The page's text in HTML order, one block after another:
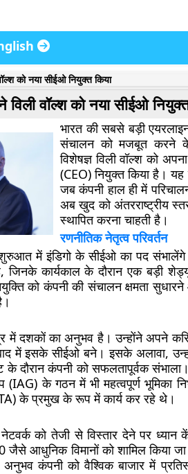
को नया सीईओ नियुक्त किया
विली वॉल्श को नया सीईओ
भारत की सबसे बड़ी
संचालन को मजबूत करने के
विशेषज्ञ विली वॉल्श को
(CEO) नियुक्त किया है। यह
जब कंपनी हाल ही में
अब खुद को अंतरराष्ट्रीय
स्थापित करना चाहती है।
रणनीतिक नेतृत्व परिवर्तन
में इंडिगो के सीईओ का पद
जिनके कार्यकाल के दौरान एक बड़ी
को कंपनी की संचालन क्षमता
में दशकों का अनुभव है। उन्होंने अपने
में इसके सीईओ बने। इसके अलावा,
दौरान कंपनी को सफलतापूर्वक
के गठन में भी महत्वपूर्ण भूमिका
के प्रमुख के रूप में कार्य कर रहे थे।
को तेजी से विस्तार देने पर
आधुनिक विमानों को शामिल किया जा
कंपनी को वैश्विक बाजार में